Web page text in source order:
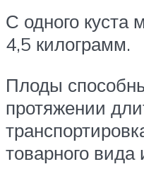
С одного куста
4,5 килограмм.
Плоды
протяжении
товарного вида